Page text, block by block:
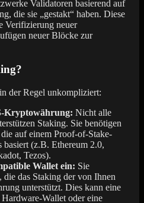
Validatoren basierend auf
die sie „gestakt“ haben. Diese
Verifizierung neuer
neuer Blöcke zur
der Regel unkompliziert:
Kryptowährung: Nicht alle
Staking. Sie benötigen
auf einem Proof-of-Stake-
basiert (z.B. Ethereum 2.0,
Tezos).
Wallet ein: Sie
die das Staking der von Ihnen
unterstützt. Dies kann eine
Wallet oder eine